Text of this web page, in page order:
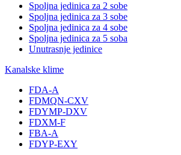
Spoljna jedinica za 2 sobe
Spoljna jedinica za 3 sobe
Spoljna jedinica za 4 sobe
Spoljna jedinica za 5 soba
Unutrasnje jedinice
Kanalske klime
FDA-A
FDMQN-CXV
FDYMP-DXV
FDXM-F
FBA-A
FDYP-EXY